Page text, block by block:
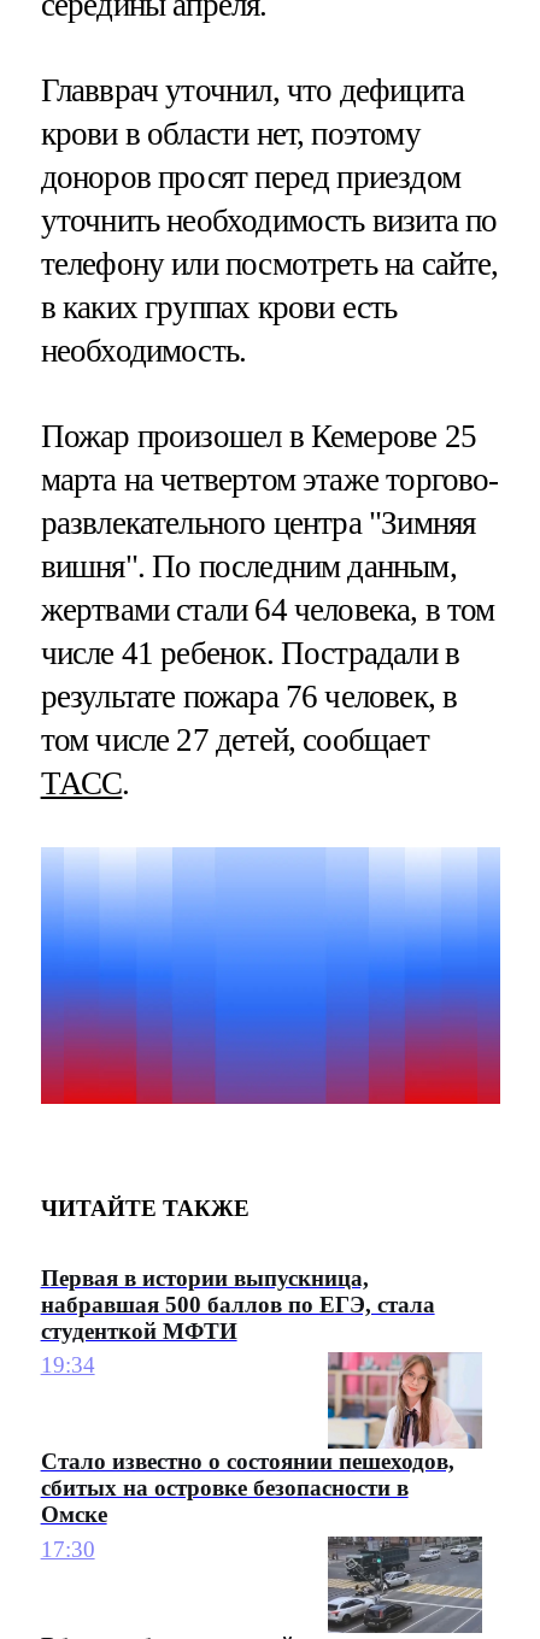
Главврач уточнил, что дефицита
крови в области нет, поэтому
доноров просят перед приездом
уточнить необходимость визита по
телефону или посмотреть на сайте,
в каких группах крови есть
необходимость.
Пожар произошел в Кемерове 25
марта на четвертом этаже торгово-
развлекательного центра "Зимняя
вишня". По последним данным,
жертвами стали 64 человека, в том
числе 41 ребенок. Пострадали в
результате пожара 76 человек, в
том числе 27 детей, сообщает
ТАСС.
ЧИТАЙТЕ ТАКЖЕ
Первая в истории выпускница,
набравшая 500 баллов по ЕГЭ, стала
студенткой МФТИ
19:34
Стало известно о состоянии пешеходов,
сбитых на островке безопасности в
Омске
17:30